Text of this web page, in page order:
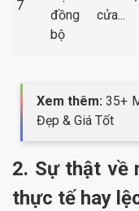
7
đồng
bộ
cửa...
Xem thêm:35+
Đẹp & Giá Tốt
2. Sự thật về
thực tế hay